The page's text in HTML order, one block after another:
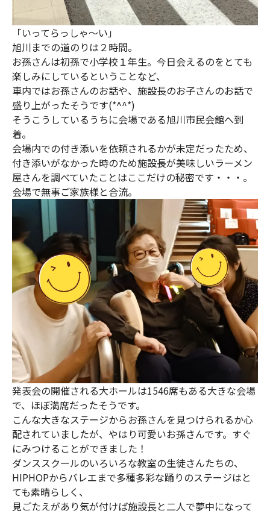
「いってらっしゃ～い」
旭川までの道のりは２時間。
お孫さんは初孫で小学校１年生。今日会えるのをとても
楽しみにしているということなど、
車内ではお孫さんのお話や、施設長のお子さんのお話で
盛り上がったそうです(*^^*)
そうこうしているうちに会場である旭川市民会館へ到
着。
会場内での付き添いを依頼されるかが未定だったため、
付き添いがなかった時のため施設長が美味しいラーメン
屋さんを調べていたことはここだけの秘密です・・・。
会場で無事ご家族様と合流。
発表会の開催される大ホールは1546席もある大きな会場
で、ほぼ満席だったそうです。
こんな大きなステージからお孫さんを見つけられるか心
配されていましたが、やはり可愛いお孫さんです。すぐ
にみつけることができました！
ダンススクールのいろいろな教室の生徒さんたちの、
HIPHOPからバレエまで多種多彩な踊りのステージはと
ても素晴らしく、
見ごたえがあり気が付けば施設長と二人で夢中になって